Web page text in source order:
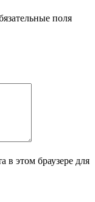
поля
в этом браузере для